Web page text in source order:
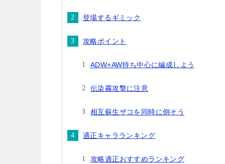
登場するギミック
攻略ポイント
ADW+AW持ち中心に編成しよう
伝染霧攻撃に注意
相互蘇生ザコを同時に倒そう
適正キャラランキング
攻略適正おすすめランキング